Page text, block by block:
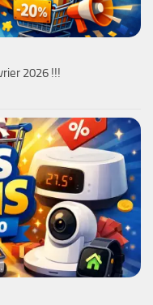
2026 !!!